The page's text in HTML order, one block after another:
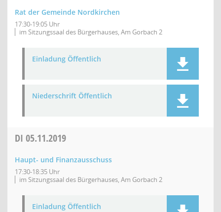
Rat der Gemeinde Nordkirchen
17:30-19:05 Uhr
im Sitzungssaal des Bürgerhauses, Am Gorbach 2
Einladung Öffentlich
Niederschrift Öffentlich
DI 05.11.2019
Haupt- und Finanzausschuss
17:30-18:35 Uhr
im Sitzungssaal des Bürgerhauses, Am Gorbach 2
Einladung Öffentlich